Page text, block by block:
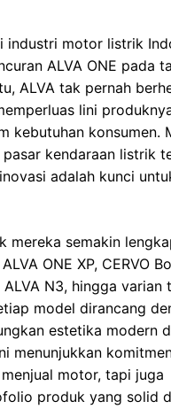
industri motor listrik
ALVA ONE pada
ALVA tak pernah
lini
kebutuhan konsumen.
kendaraan listrik
adalah kunci
mereka semakin
ONE XP, CERVO
ALVA N3, hingga varian
model dirancang
estetika modern
menunjukkan
motor, tapi juga
produk yang solid